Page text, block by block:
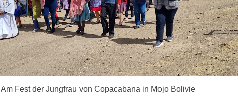
Am Fest der Jungfrau von Copacabana in Mojo Bolivie